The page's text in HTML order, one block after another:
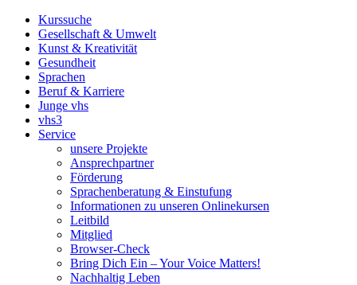
Kurssuche
Gesellschaft & Umwelt
Kunst & Kreativität
Gesundheit
Sprachen
Beruf & Karriere
Junge vhs
vhs3
Service
unsere Projekte
Ansprechpartner
Förderung
Sprachenberatung & Einstufung
Informationen zu unseren Onlinekursen
Leitbild
Mitglied
Browser-Check
Bring Dich Ein – Your Voice Matters!
Nachhaltig Leben